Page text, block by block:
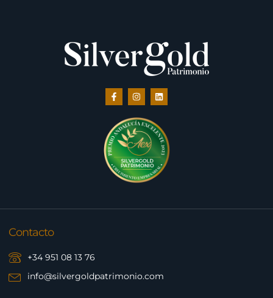
Contacto
+34 951 08 13 76
info@silvergoldpatrimonio.com